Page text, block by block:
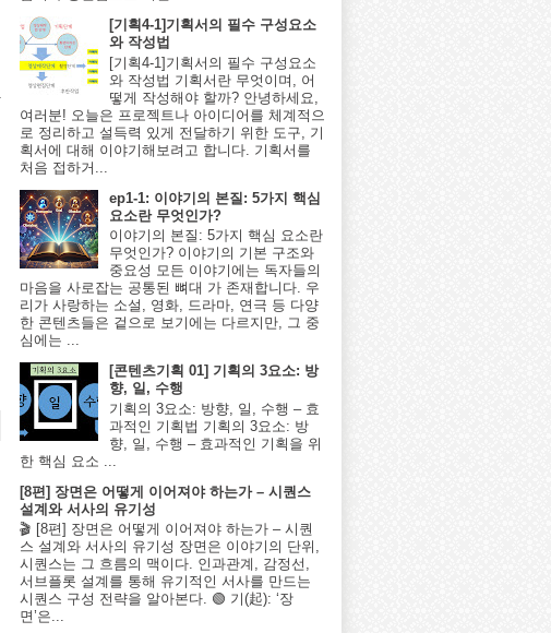
[기획4-1]기획서의 필수 구성요소
와 작성법
[기획4-1]기획서의 필수 구성요소
와 작성법 기획서란 무엇이며, 어
떻게 작성해야 할까? 안녕하세요,
여러분! 오늘은 프로젝트나 아이디어를 체계적으
로 정리하고 설득력 있게 전달하기 위한 도구, 기
획서에 대해 이야기해보려고 합니다. 기획서를
처음 접하거...
ep1-1: 이야기의 본질: 5가지 핵심
요소란 무엇인가?
이야기의 본질: 5가지 핵심 요소란
무엇인가? 이야기의 기본 구조와
중요성 모든 이야기에는 독자들의
마음을 사로잡는 공통된 뼈대 가 존재합니다. 우
리가 사랑하는 소설, 영화, 드라마, 연극 등 다양
한 콘텐츠들은 겉으로 보기에는 다르지만, 그 중
심에는 ...
[콘텐츠기획 01] 기획의 3요소: 방
향, 일, 수행
기획의 3요소: 방향, 일, 수행 – 효
과적인 기획법 기획의 3요소: 방
향, 일, 수행 – 효과적인 기획을 위
한 핵심 요소 ...
[8편] 장면은 어떻게 이어져야 하는가 – 시퀀스
설계와 서사의 유기성
🎬 [8편] 장면은 어떻게 이어져야 하는가 – 시퀀
스 설계와 서사의 유기성 장면은 이야기의 단위,
시퀀스는 그 흐름의 맥이다. 인과관계, 감정선,
서브플롯 설계를 통해 유기적인 서사를 만드는
시퀀스 구성 전략을 알아본다. 🟢 기(起): ‘장
면’은...